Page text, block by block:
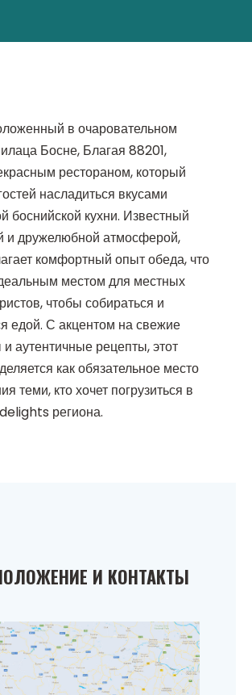
в очаровательном
Босне, Благая 88201,
рестораном, который
насладиться вкусами
боснийской кухни. Известный
и дружелюбной атмосферой,
комфортный опыт обеда, что
местом для местных
чтобы собираться и
едой. С акцентом на свежие
аутентичные рецепты, этот
как обязательное место
теми, кто хочет погрузиться в
региона.
И КОНТАКТЫ